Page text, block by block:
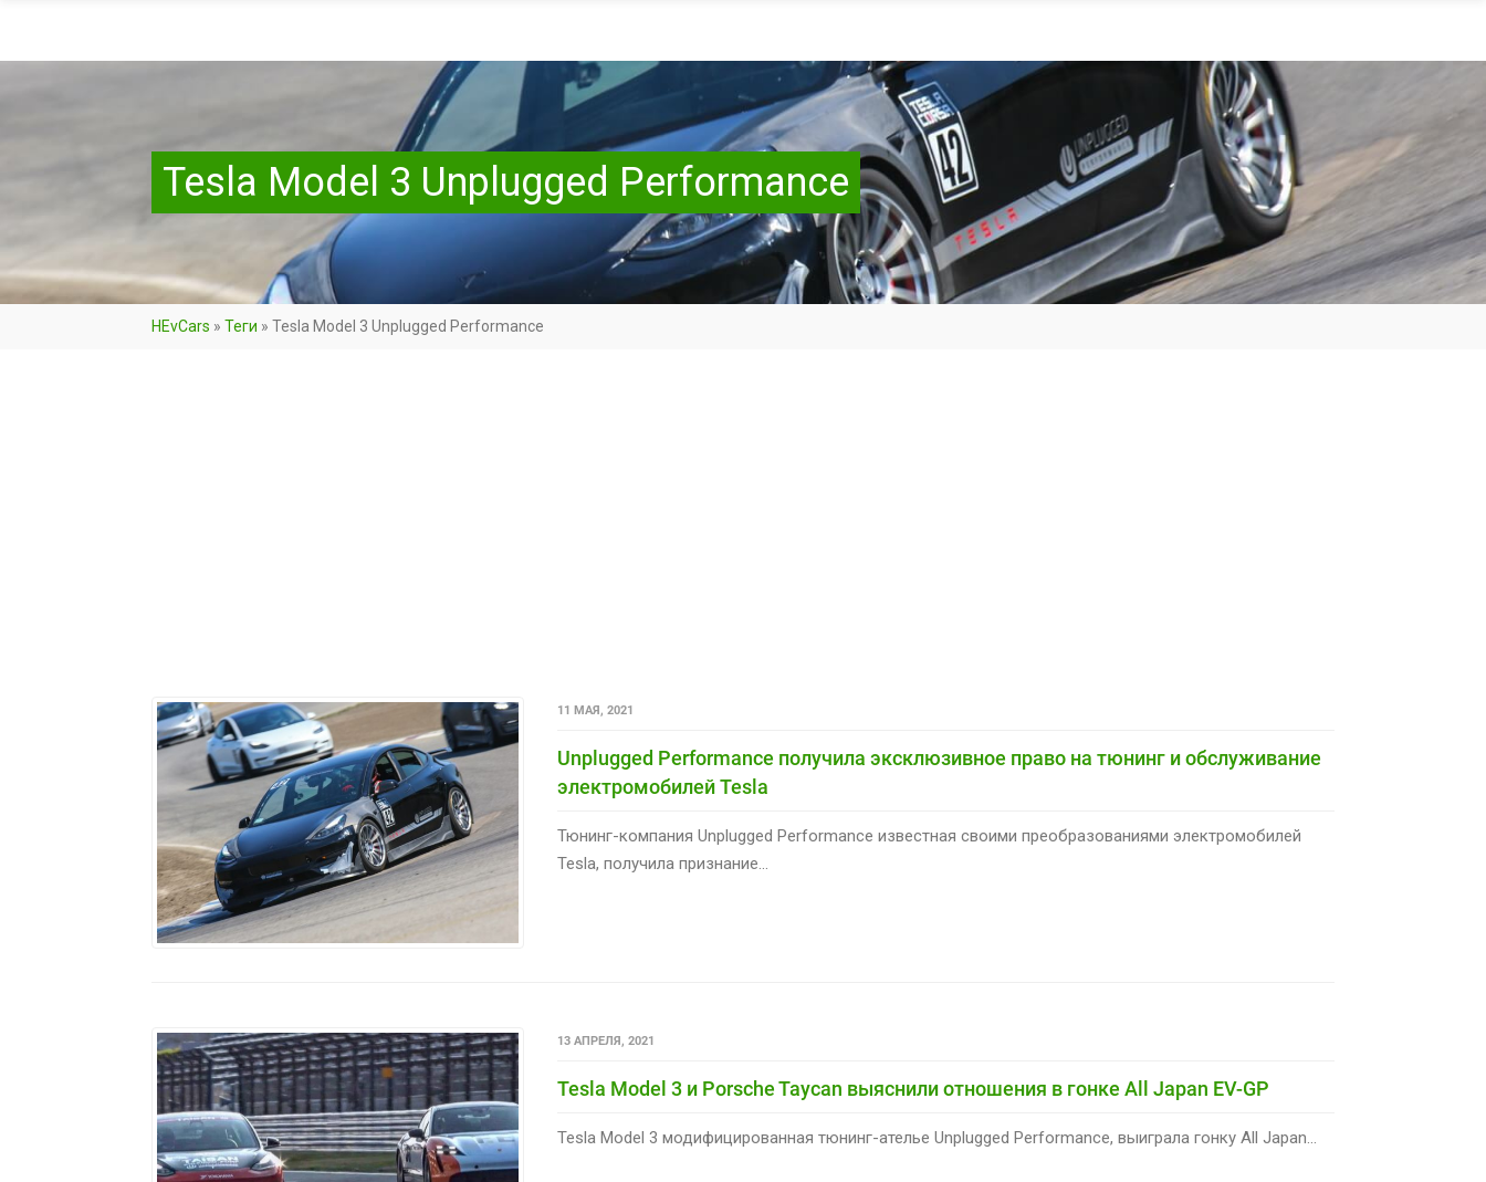
Tesla Model 3 Unplugged Performance
HEvCars » Теги » Tesla Model 3 Unplugged Performance
11 МАЯ, 2021
Unplugged Performance получила эксклюзивное право на тюнинг и обслуживание
электромобилей Tesla
Тюнинг-компания Unplugged Performance известная своими преобразованиями электромобилей
Tesla, получила признание...
13 АПРЕЛЯ, 2021
Tesla Model 3 и Porsche Taycan выяснили отношения в гонке All Japan EV-GP
Tesla Model 3 модифицированная тюнинг-ателье Unplugged Performance, выиграла гонку All Japan...